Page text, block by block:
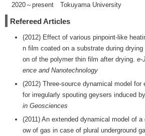
2020～present Tokuyama University
Refereed Articles
(2012) Effect of various pinpoint-like
n film coated on a substrate during
on of the polymer thin film after drying. e-
ence and Nanotechnology
(2012) Three-source dynamical model for
for irregularly spouting geysers induced
in Geosciences
(2011) An extended dynamical model of a
ow of gas in case of plural underground